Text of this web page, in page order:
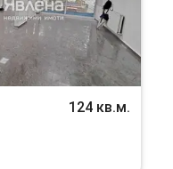
124 кв.м.